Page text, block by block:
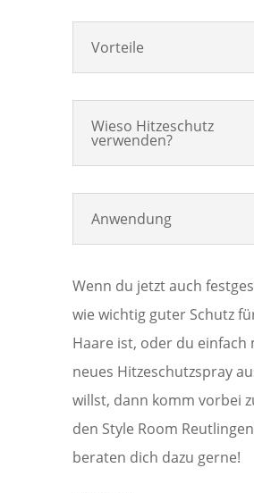
Vorteile
Wieso Hitzeschutz
verwenden?
Anwendung
Wenn du jetzt auch
wie wichtig guter Schutz
Haare ist, oder du einfach
neues Hitzeschutzspray
willst, dann komm vorbei
den Style Room
beraten dich dazu gerne!